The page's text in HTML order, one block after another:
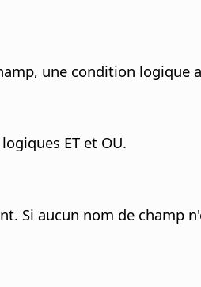
une condition logique
ET et OU.
Si aucun nom de champ